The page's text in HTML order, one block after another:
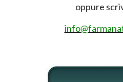
oppure